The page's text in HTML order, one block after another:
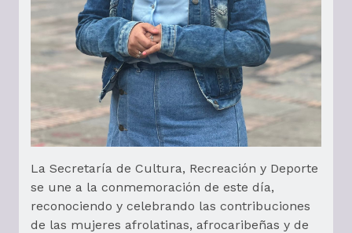
La Secretaría de Cultura, Recreación y Deporte
se une a la conmemoración de este día,
reconociendo y celebrando las contribuciones
de las mujeres afrolatinas, afrocaribeñas y de